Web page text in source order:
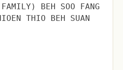
BEH SOO FANG
THIO BEH SUAN